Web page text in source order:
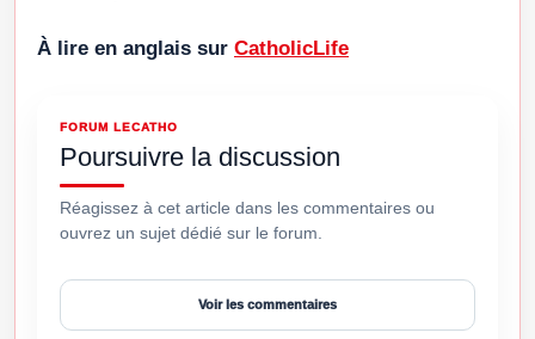
À lire en anglais sur CatholicLife
FORUM LECATHO
Poursuivre la discussion
Réagissez à cet article dans les commentaires ou
ouvrez un sujet dédié sur le forum.
Voir les commentaires